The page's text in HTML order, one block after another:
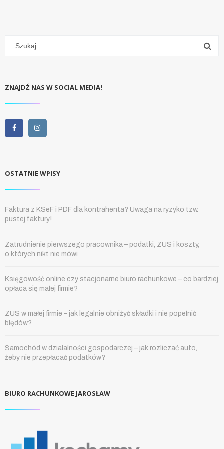
ZNAJDŹ NAS W SOCIAL MEDIA!
OSTATNIE WPISY
Faktura z KSeF i PDF dla kontrahenta? Uwaga na ryzyko tzw.
pustej faktury!
Zatrudnienie pierwszego pracownika – podatki, ZUS i koszty,
o których nikt nie mówi
Księgowość online czy stacjonarne biuro rachunkowe – co bardziej
opłaca się małej firmie?
ZUS w małej firmie – jak legalnie obniżyć składki i nie popełnić
błędów?
Samochód w działalności gospodarczej – jak rozliczać auto,
żeby nie przepłacać podatków?
BIURO RACHUNKOWE JAROSŁAW